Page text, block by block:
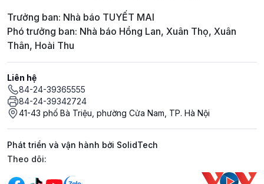
Trưởng ban: Nhà báo TUYẾT MAI
Phó trưởng ban: Nhà báo Hồng Lan, Xuân Thọ, Xuân
Thân, Hoài Thu
Liên hệ
84-24-39365555
84-24-39342724
41-43 phố Bà Triệu, phường Cửa Nam, TP. Hà Nội
Phát triển và vận hành bởi SolidTech
Mạng xã hội
Theo dõi: